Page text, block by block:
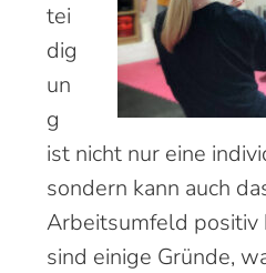
tei
dig
un
g
ist nicht nur eine
sondern kann auch
Arbeitsumfeld positiv
sind einige Gründe,